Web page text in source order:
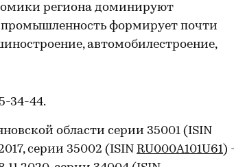
региона доминируют
формирует почти
автомобилестроение,
34-44.
области серии 35001 (ISIN
серии 35002 (ISIN RU000A101U61)